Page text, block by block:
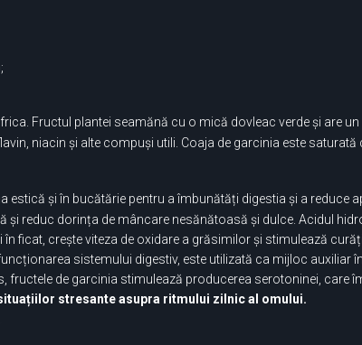
Fructul plantei seamănă cu o mică dovleac verde și are
niacin și alte compuși utili. Coaja de garcinia este
și în bucătărie pentru a îmbunătăți digestia și a reduce
reduc dorința de mâncare nesănătoasă și dulce. Acidul
ficat, crește viteza de oxidare a grăsimilor și stimulează
sistemului digestiv, este utilizată ca mijloc auxiliar
de garcinia stimulează producerea serotoninei, care
stresante asupra ritmului zilnic al omului.